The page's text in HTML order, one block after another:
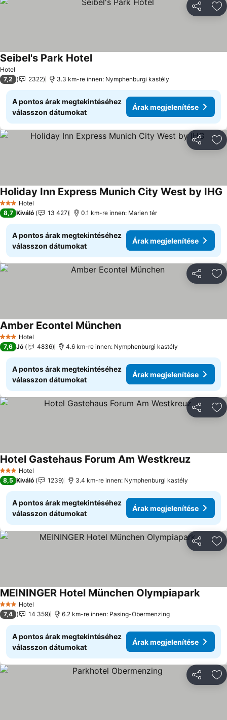
Hotel
Seibel's Park HotelÁrak megjelenítése
7,2 2322 3.3 km-re innen: Nymphenburgi kastély
A pontos árak megtekintéséhez
válasszon dátumokat
Árak megjelenítése
3 Kategória
Hotel
Holiday Inn Express Munich City West by IHG
8,7 Kiváló 13 427 0.1 km-re innen: Marien tér
A pontos árak megtekintéséhez
válasszon dátumokat
Árak megjelenítése
3 Kategória
Hotel
Amber Econtel MünchenÁrak megjelenítése
7,6 Jó 4836 4.6 km-re innen: Nymphenburgi kastély
A pontos árak megtekintéséhez
válasszon dátumokat
Árak megjelenítése
3 Kategória
Hotel
Hotel Gastehaus Forum Am WestkreuzÁrak
8,5 Kiváló 1239 3.4 km-re innen: Nymphenburgi kastély
A pontos árak megtekintéséhez
válasszon dátumokat
Árak megjelenítése
3 Kategória
Hotel
MEININGER Hotel München OlympiaparkÁrak
7,4 14 359 6.2 km-re innen: Pasing-Obermenzing
A pontos árak megtekintéséhez
válasszon dátumokat
Árak megjelenítése